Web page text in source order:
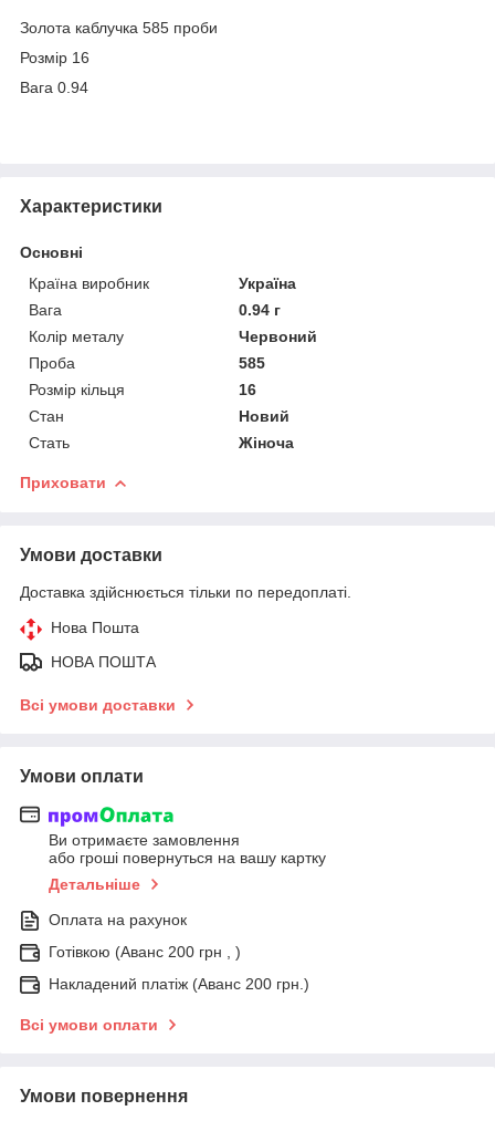
Золота каблучка 585 проби
Розмір 16
Вага 0.94
Характеристики
Основні
Країна виробник
Україна
Вага
0.94 г
Колір металу
Червоний
Проба
585
Розмір кільця
16
Стан
Новий
Стать
Жіноча
Приховати
Умови доставки
Доставка здійснюється тільки по передоплаті.
Нова Пошта
НОВА ПОШТА
Всі умови доставки
Умови оплати
Ви отримаєте замовлення
або гроші повернуться на вашу картку
Детальніше
Оплата на рахунок
Готівкою (Аванс 200 грн , )
Накладений платіж (Аванс 200 грн.)
Всі умови оплати
Умови повернення